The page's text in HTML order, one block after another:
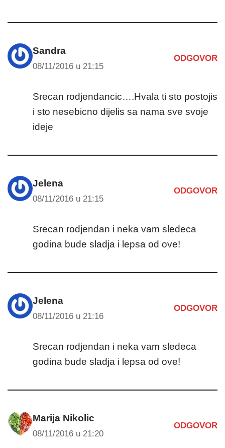
Sandra
08/11/2016 u 21:15
ODGOVOR
Srecan rodjendancic….Hvala ti sto postojis
i sto nesebicno dijelis sa nama sve svoje
ideje
Jelena
08/11/2016 u 21:15
ODGOVOR
Srecan rodjendan i neka vam sledeca
godina bude sladja i lepsa od ove!
Jelena
08/11/2016 u 21:16
ODGOVOR
Srecan rodjendan i neka vam sledeca
godina bude sladja i lepsa od ove!
Marija Nikolic
08/11/2016 u 21:20
ODGOVOR